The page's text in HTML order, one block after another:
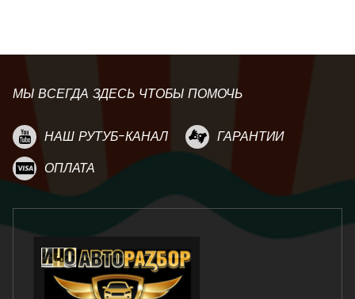
МЫ ВСЕГДА ЗДЕСЬ ЧТОБЫ ПОМОЧЬ
НАШ РУТУБ-КАНАЛ
ГАРАНТИИ
ОПЛАТА